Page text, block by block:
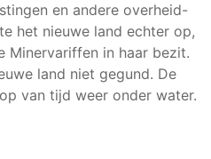
en andere overheid-
het nieuwe land echter op,
Minervariffen in haar bezit.
land niet gegund. De
van tijd weer onder water.